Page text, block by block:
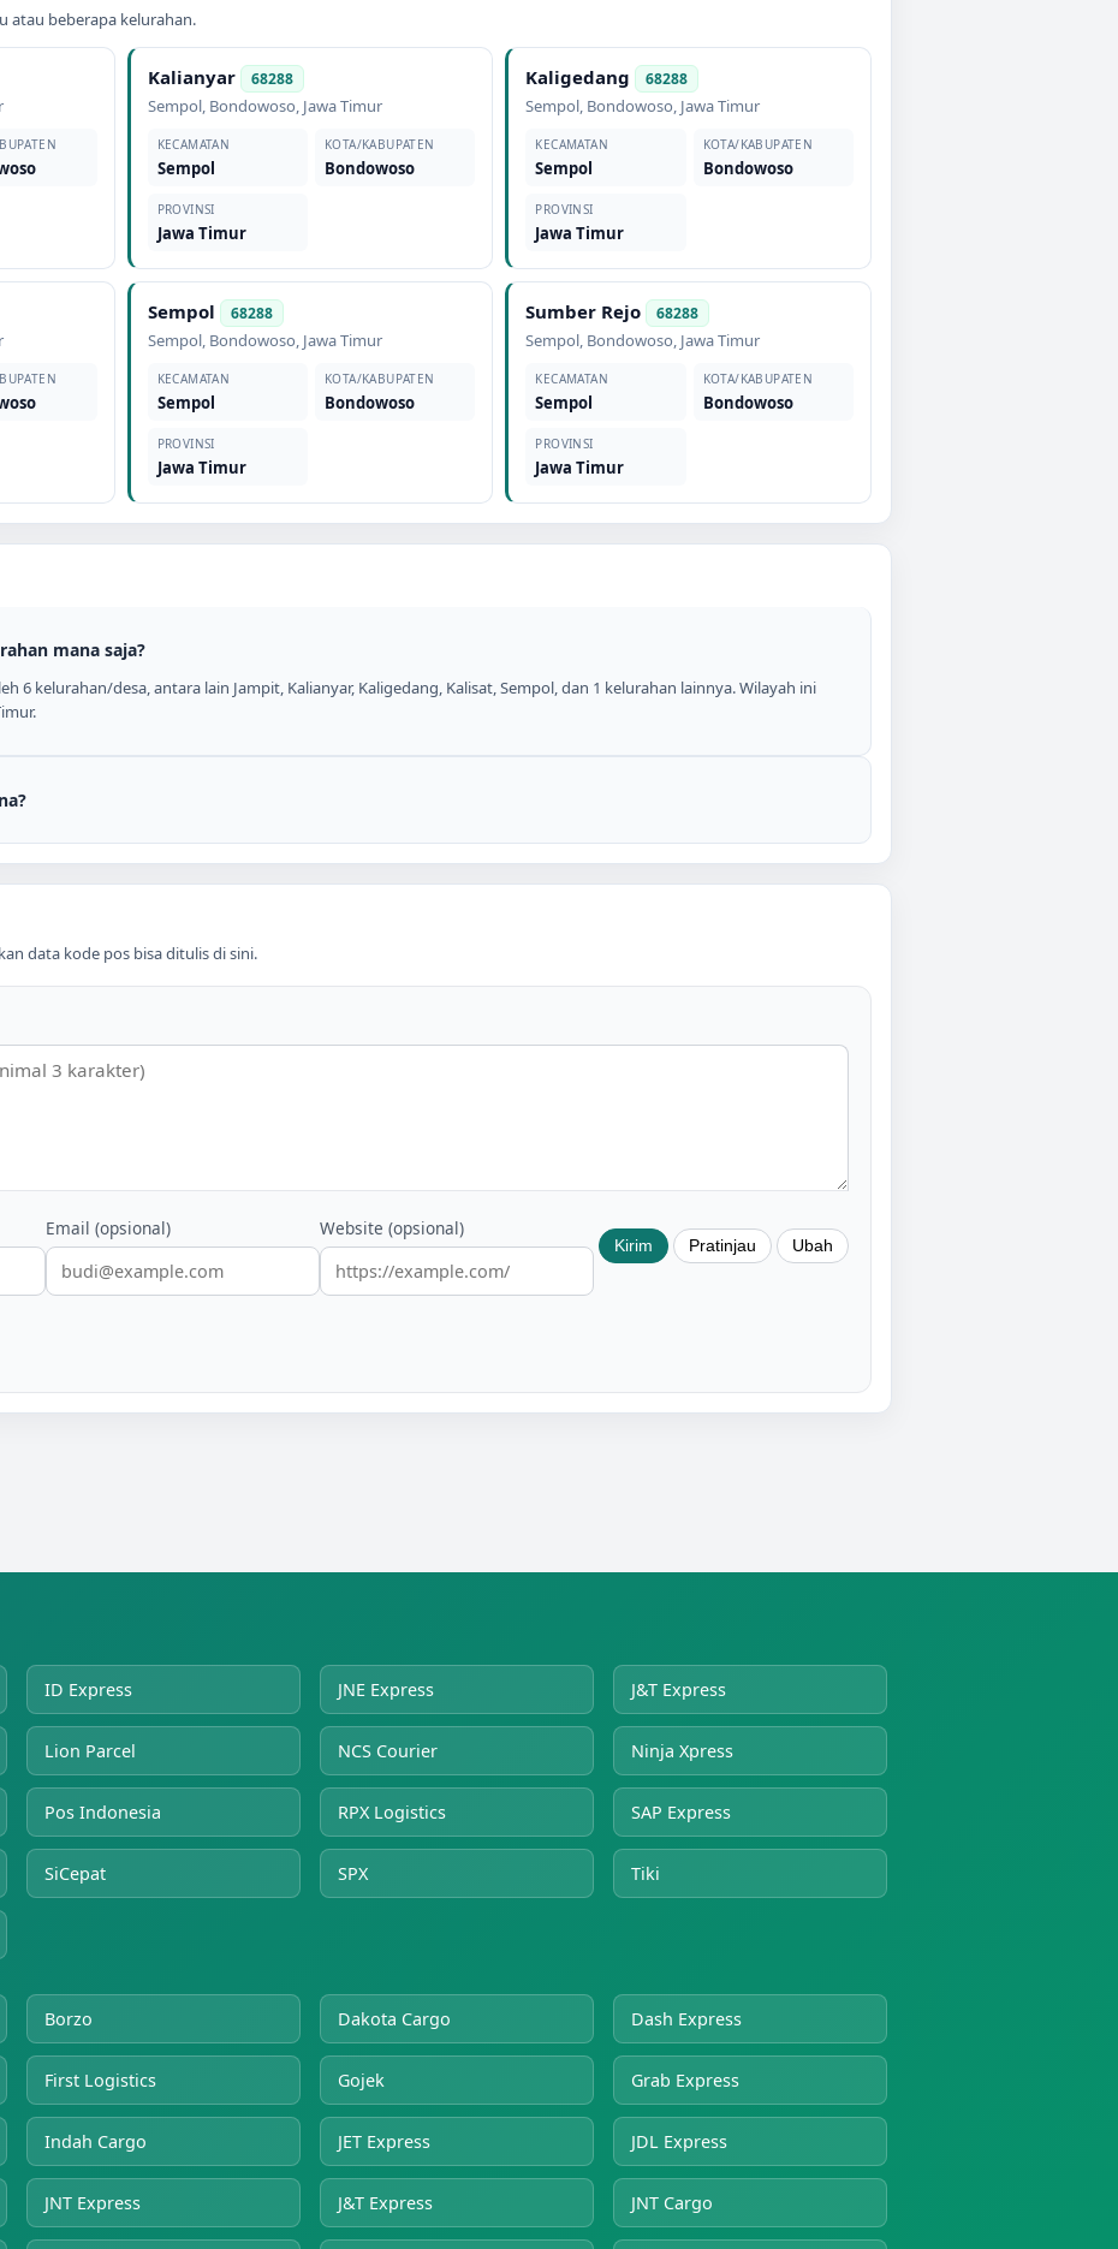
atau beberapa kelurahan.
Kalianyar 68288
Sempol, Bondowoso, Jawa Timur
KECAMATAN
Sempol
KOTA/KABUPATEN
Bondowoso
PROVINSI
Jawa Timur
Kaligedang 68288
Sempol, Bondowoso, Jawa Timur
KECAMATAN
Sempol
KOTA/KABUPATEN
Bondowoso
PROVINSI
Jawa Timur
Sempol 68288
Sempol, Bondowoso, Jawa Timur
KECAMATAN
Sempol
KOTA/KABUPATEN
Bondowoso
PROVINSI
Jawa Timur
Sumber Rejo 68288
Sempol, Bondowoso, Jawa Timur
KECAMATAN
Sempol
KOTA/KABUPATEN
Bondowoso
PROVINSI
Jawa Timur
mana saja?
6 kelurahan/desa, antara lain Jampit, Kalianyar, Kaligedang, Kalisat, Sempol, dan 1 kelurahan lainnya. Wilayah ini
data kode pos bisa ditulis di sini.
Email (opsional) Website (opsional)
ID Express JNE Express J&T Express
Lion Parcel NCS Courier Ninja Xpress
Pos Indonesia RPX Logistics SAP Express
SiCepat SPX Tiki
Borzo Dakota Cargo Dash Express
First Logistics Gojek Grab Express
Indah Cargo JET Express JDL Express
JNT Express J&T Express JNT Cargo